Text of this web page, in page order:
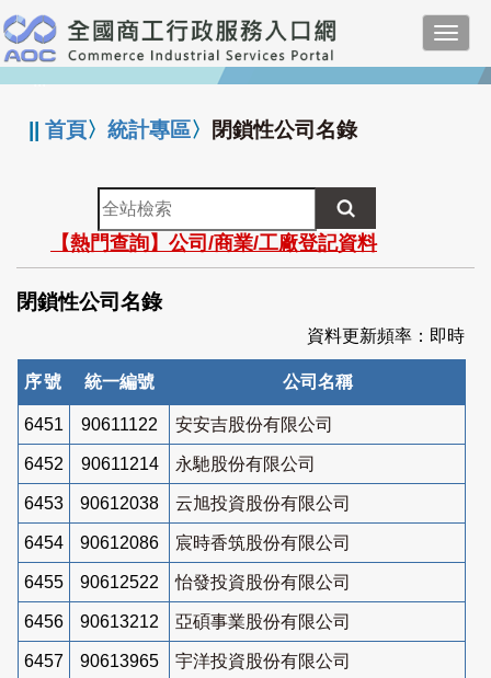
跳
到
主
要
:::
||首頁〉統計專區〉 閉鎖性公司名錄
全
站
檢
索
【熱門查詢】公司/商業/工廠登記資料
閉鎖性公司名錄
資料更新頻率：即時
序號 統一編號 公司名稱
6451 90611122 安安吉股份有限公司
6452 90611214 永馳股份有限公司
6453 90612038 云旭投資股份有限公司
6454 90612086 宸時香筑股份有限公司
6455 90612522 怡發投資股份有限公司
6456 90613212 亞碩事業股份有限公司
6457 90613965 宇洋投資股份有限公司